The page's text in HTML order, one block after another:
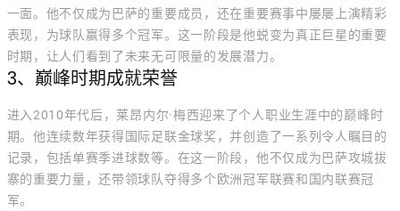
一面。他不仅成为巴萨的重要成员，还在重要赛事中屡屡上演精彩
表现，为球队赢得多个冠军。这一阶段是他蜕变为真正巨星的重要
时期，让人们看到了未来无可限量的发展潜力。
3、巅峰时期成就荣誉
进入2010年代后，莱昂内尔·梅西迎来了个人职业生涯中的巅峰时
期。他连续数年获得国际足联金球奖，并创造了一系列令人瞩目的
记录，包括单赛季进球数等。在这一阶段，他不仅成为巴萨攻城拔
寨的重要力量，还带领球队夺得多个欧洲冠军联赛和国内联赛冠
军。